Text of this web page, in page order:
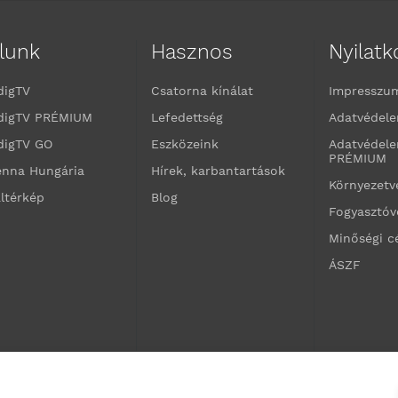
PRÉMIUM
GO
Hungária
Hasznos
Csatorna kínálat
Lefedettség
Eszközeink
Hírek, karbantartások
Blog
PRÉMIUM
Minőségi
ÁSZF